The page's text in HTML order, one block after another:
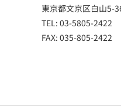
東京都文京区白山5-
TEL: 03-5805-2422
FAX: 035-805-2422